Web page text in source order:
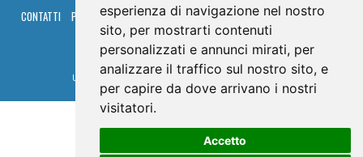
esperienza di navigazione nel nostro
sito, per mostrarti contenuti
personalizzati e annunci mirati, per
analizzare il traffico sul nostro sito, e
per capire da dove arrivano i nostri
visitatori.
Accetto
CONTATTI PRIVACY COOKIES PALINSESTO DIRETTA TV
DIRETTA RADIO
RGM HITRADIO
© TRG Media 2005-2026
Umbria Televisioni s.r.l. - P.I.00496230541 - - Powered by